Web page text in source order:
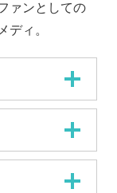
ァンとしての
ディ。